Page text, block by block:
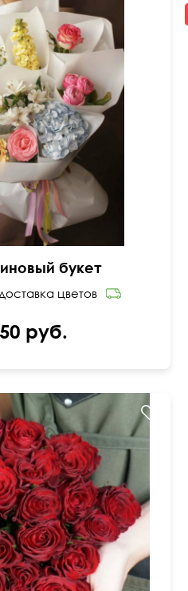
и главный тренд сезона
букет
цветов
руб.
кенийская роза